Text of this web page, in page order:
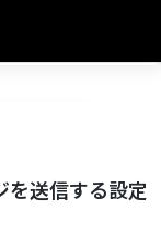
送信する設定